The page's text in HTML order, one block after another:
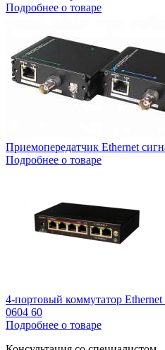
Подробнее о товаре
Приемопередатчик Ethernet
Подробнее о товаре
4-портовый коммутатор
0604 60
Подробнее о товаре